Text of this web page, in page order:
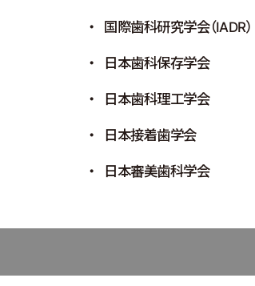
国際歯科研究学会（IADR）
日本歯科保存学会
日本歯科理工学会
日本接着歯学会
日本審美歯科学会